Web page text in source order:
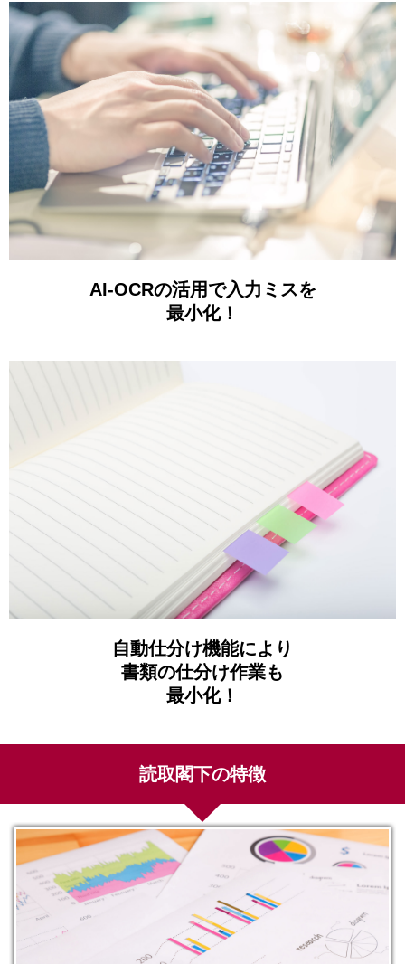
AI-OCRの活用で入力ミスを
最小化！
自動仕分け機能により
書類の仕分け作業も
最小化！
読取閣下の特徴